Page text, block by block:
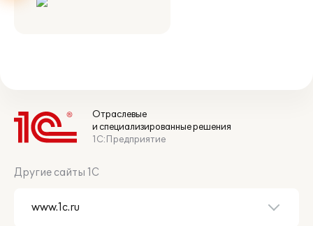
Отраслевые
и специализированные решения
1С:Предприятие
Другие сайты 1С